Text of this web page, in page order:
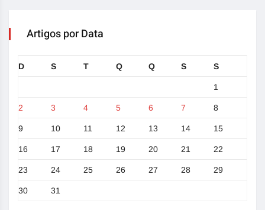
Artigos por Data
D S T Q Q S S
1
2 3 4 5 6 7 8
9 10 11 12 13 14 15
16 17 18 19 20 21 22
23 24 25 26 27 28 29
30 31